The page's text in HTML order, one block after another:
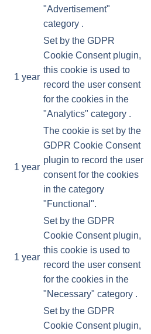
"Advertisement"
category .
1 year
Set by the GDPR
Cookie Consent plugin,
this cookie is used to
record the user consent
for the cookies in the
"Analytics" category .
1 year
The cookie is set by the
GDPR Cookie Consent
plugin to record the user
consent for the cookies
in the category
"Functional".
1 year
Set by the GDPR
Cookie Consent plugin,
this cookie is used to
record the user consent
for the cookies in the
"Necessary" category .
Set by the GDPR
Cookie Consent plugin,